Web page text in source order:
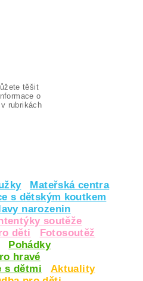
těšit
o
rubrikách
Mateřská centra
s dětským koutkem
narozenin
soutěže
děti
Fotosoutěž
Pohádky
hravé
s dětmi
Aktuality